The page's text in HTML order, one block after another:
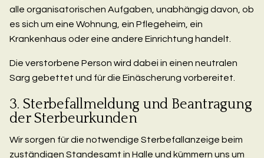
alle organisatorischen Aufgaben, unabhängig davon, ob
es sich um eine Wohnung, ein Pflegeheim, ein
Krankenhaus oder eine andere Einrichtung handelt.
Die verstorbene Person wird dabei in einen neutralen
Sarg gebettet und für die Einäscherung vorbereitet.
3. Sterbefallmeldung und Beantragung
der Sterbeurkunden
Wir sorgen für die notwendige Sterbefallanzeige beim
zuständigen Standesamt in Halle und kümmern uns um